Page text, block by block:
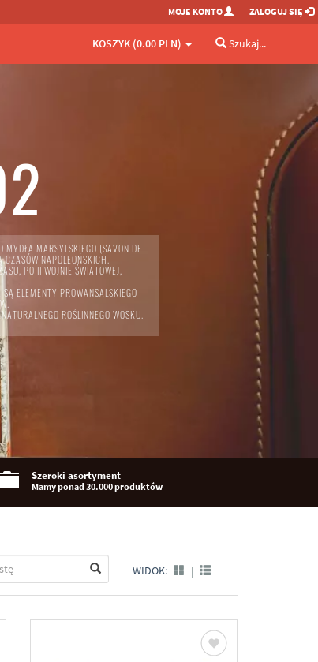
MOJE KONTO ZALOGUJ SIĘ
KOSZYK (0.00 PLN) Szukaj...
Szeroki asortyment
Mamy ponad 30.000 produktów
MYDŁA MARSYLSKIEGO (SAVON DE
NAPOLEOŃSKICH.
PO II WOJNIE ŚWIATOWEJ,
ELEMENTY PROWANSALSKIEGO
ROŚLINNEGO WOSKU.
WIDOK: |